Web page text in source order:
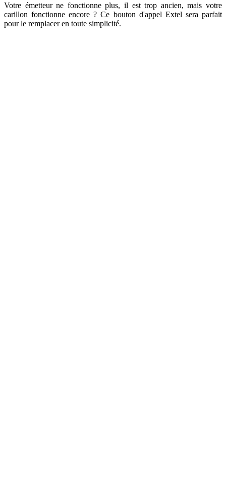
Votre émetteur ne fonctionne plus, il est trop ancien, mais votre
carillon fonctionne encore ? Ce bouton d'appel Extel sera parfait
pour le remplacer en toute simplicité.